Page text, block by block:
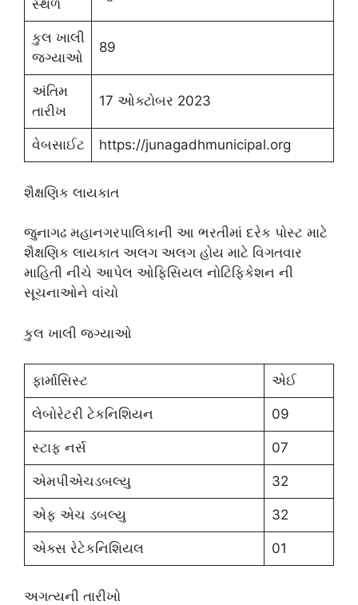
સ્થળ
કુલ ખાલી
જગ્યાઓ
89
અંતિમ
તારીખ
17 ઓક્ટોબર 2023
વેબસાઈટ https://junagadhmunicipal.org
શૈક્ષણિક લાયકાત
જુનાગઢ મહાનગરપાલિકાની આ ભરતીમાં દરેક પોસ્ટ માટે
શૈક્ષણિક લાયકાત અલગ અલગ હોય માટે વિગતવાર
માહિતી નીચે આપેલ ઓફિસિયલ નોટિફિકેશન ની
સૂચનાઓને વાંચો
કુલ ખાલી જગ્યાઓ
ફાર્માસિસ્ટ એઈ
લેબોરેટરી ટેકનિશિયન 09
સ્ટાફ નર્સ 07
એમપીએચડબલ્યુ 32
એફ એચ ડબલ્યુ 32
એક્સ રેટેકનિશિયલ 01
અગત્યની તારીખો